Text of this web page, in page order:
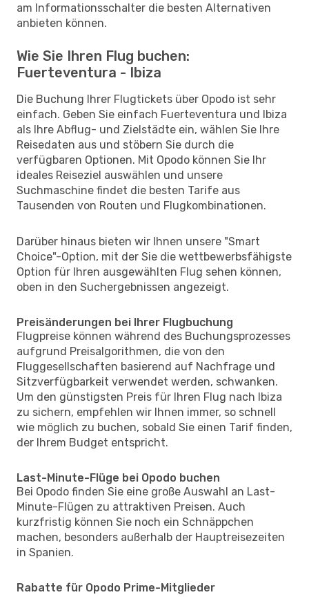
am Informationsschalter die besten Alternativen
anbieten können.
Wie Sie Ihren Flug buchen:
Fuerteventura - Ibiza
Die Buchung Ihrer Flugtickets über Opodo ist sehr
einfach. Geben Sie einfach Fuerteventura und Ibiza
als Ihre Abflug- und Zielstädte ein, wählen Sie Ihre
Reisedaten aus und stöbern Sie durch die
verfügbaren Optionen. Mit Opodo können Sie Ihr
ideales Reiseziel auswählen und unsere
Suchmaschine findet die besten Tarife aus
Tausenden von Routen und Flugkombinationen.
Darüber hinaus bieten wir Ihnen unsere "Smart
Choice"-Option, mit der Sie die wettbewerbsfähigste
Option für Ihren ausgewählten Flug sehen können,
oben in den Suchergebnissen angezeigt.
Preisänderungen bei Ihrer Flugbuchung
Flugpreise können während des Buchungsprozesses
aufgrund Preisalgorithmen, die von den
Fluggesellschaften basierend auf Nachfrage und
Sitzverfügbarkeit verwendet werden, schwanken.
Um den günstigsten Preis für Ihren Flug nach Ibiza
zu sichern, empfehlen wir Ihnen immer, so schnell
wie möglich zu buchen, sobald Sie einen Tarif finden,
der Ihrem Budget entspricht.
Last-Minute-Flüge bei Opodo buchen
Bei Opodo finden Sie eine große Auswahl an Last-
Minute-Flügen zu attraktiven Preisen. Auch
kurzfristig können Sie noch ein Schnäppchen
machen, besonders außerhalb der Hauptreisezeiten
in Spanien.
Rabatte für Opodo Prime-Mitglieder